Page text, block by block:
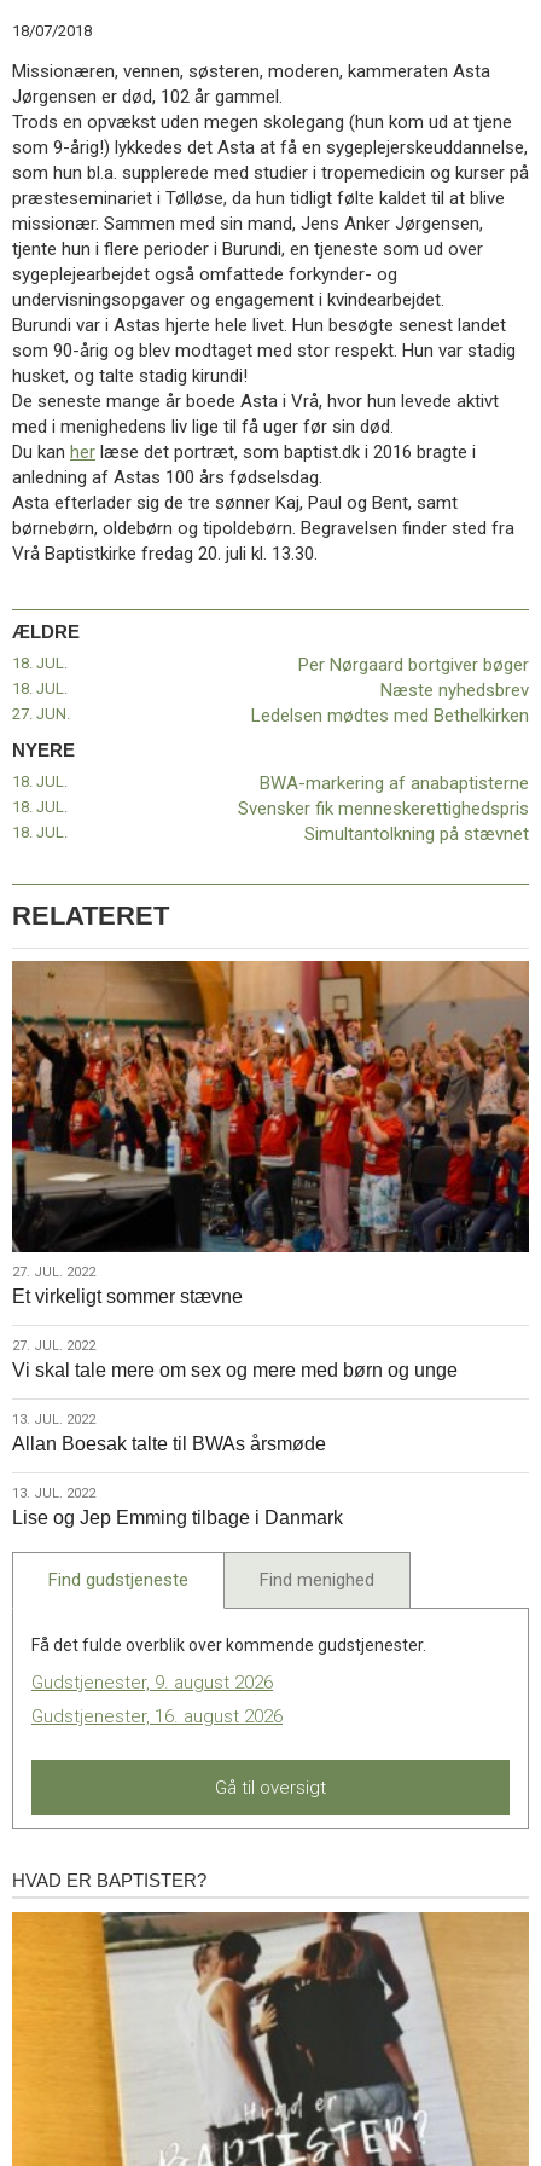
12.0:
Inspiration
13.0:
Værktøjskassen
14.0:
Mission
15.0:
Om
BaptistKirken
16.0:
Kontakt
Næste
indlæg:
BWA-
markering
af
anabaptisterneForrige
indlæg:
Per
Nørgaard
bortgiver
bøger
18/07/2018
Missionæren, vennen, søsteren, moderen, kammeraten Asta
Jørgensen er død, 102 år gammel.
Trods en opvækst uden megen skolegang (hun kom ud at tjene
som 9-årig!) lykkedes det Asta at få en sygeplejerskeuddannelse,
som hun bl.a. supplerede med studier i tropemedicin og kurser på
præsteseminariet i Tølløse, da hun tidligt følte kaldet til at blive
missionær. Sammen med sin mand, Jens Anker Jørgensen,
tjente hun i flere perioder i Burundi, en tjeneste som ud over
sygeplejearbejdet også omfattede forkynder- og
undervisningsopgaver og engagement i kvindearbejdet.
Burundi var i Astas hjerte hele livet. Hun besøgte senest landet
som 90-årig og blev modtaget med stor respekt. Hun var stadig
husket, og talte stadig kirundi!
De seneste mange år boede Asta i Vrå, hvor hun levede aktivt
med i menighedens liv lige til få uger før sin død.
Du kan her læse det portræt, som baptist.dk i 2016 bragte i
anledning af Astas 100 års fødselsdag.
Asta efterlader sig de tre sønner Kaj, Paul og Bent, samt
børnebørn, oldebørn og tipoldebørn. Begravelsen finder sted fra
Vrå Baptistkirke fredag 20. juli kl. 13.30.
ÆLDRE
18. JUL. Per Nørgaard bortgiver bøger
18. JUL. Næste nyhedsbrev
27. JUN. Ledelsen mødtes med Bethelkirken
NYERE
BWA-markering af anabaptisterne
18. JUL.
Svensker fik menneskerettighedspris
18. JUL.
Simultantolkning på stævnet
18. JUL.
RELATERET
27.
jul.
2022
27. JUL. 2022
Et virkeligt sommer stævne
27.
jul.
2022
27. JUL. 2022
Vi skal tale mere om sex og mere med børn og unge
13.
jul.
2022
13. JUL. 2022
Allan Boesak talte til BWAs årsmøde
13.
jul.
2022
13. JUL. 2022
Lise og Jep Emming tilbage i Danmark
Find gudstjeneste Find menighed
Få det fulde overblik over kommende gudstjenester.
Gudstjenester, 9. august 2026
Gudstjenester, 16. august 2026
Gå til oversigt
Hvad
er
HVAD ER BAPTISTER?